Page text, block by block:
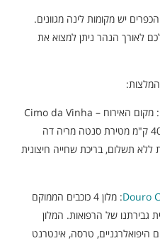
יש מקומות לינה מגוונים.
לאורך הנהר ניתן למצוא את
: מקום האירוח Cimo da Vinha –
Nature Spot ממוקם במרחק של 40 ק"מ מטירת סנטה מריה דה
תשלום, בריכת שחייה חיצונית
Douro
: מלון 4 כוכבים הממוקם
ק"מ מכנסיית גבירתנו של הרפואות. המלון
היפואלרגניים, טרסה, אינטרנט